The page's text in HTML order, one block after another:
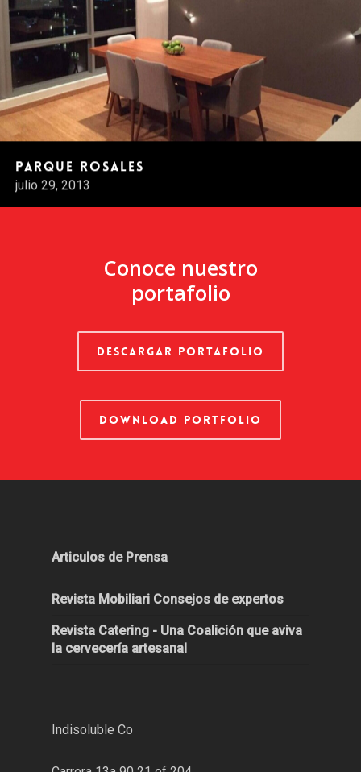
Parque Rosales
julio 29, 2013
Conoce nuestro
portafolio
DESCARGAR PORTAFOLIO
DOWNLOAD PORTFOLIO
Articulos de Prensa
Revista Mobiliari Consejos de expertos
Revista Catering - Una Coalición que aviva
la cervecería artesanal
Indisoluble Co